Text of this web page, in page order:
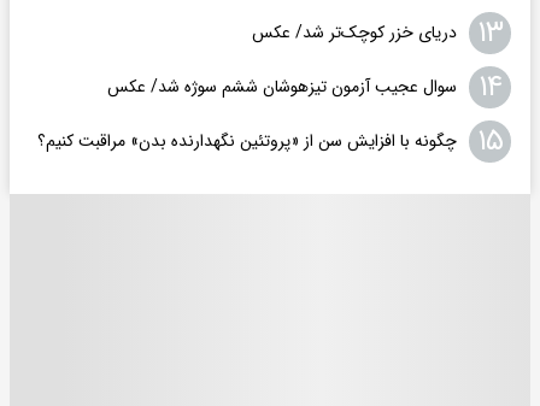
۱۳ دریای خزر کوچک‌تر شد/ عکس
۱۴ سوال عجیب آزمون تیزهوشان ششم سوژه شد/ عکس
۱۵ چگونه با افزایش سن از «پروتئین نگهدارنده بدن» مراقبت کنیم؟